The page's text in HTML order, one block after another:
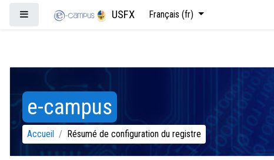
Panneau latéral USFX Français ‎(fr)‎
e-campus
Accueil Résumé de configuration du registre